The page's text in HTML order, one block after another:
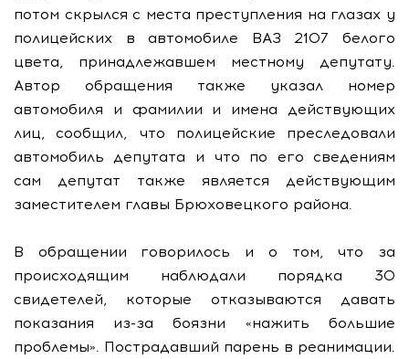
потом скрылся с места преступления на глазах у
полицейских в автомобиле ВАЗ 2107 белого
цвета, принадлежавшем местному депутату.
Автор обращения также указал номер
автомобиля и фамилии и имена действующих
лиц, сообщил, что полицейские преследовали
автомобиль депутата и что по его сведениям
сам депутат также является действующим
заместителем главы Брюховецкого района.
В обращении говорилось и о том, что за
происходящим наблюдали порядка 30
свидетелей, которые отказываются давать
показания из-за боязни «нажить большие
проблемы». Пострадавший парень в реанимации.